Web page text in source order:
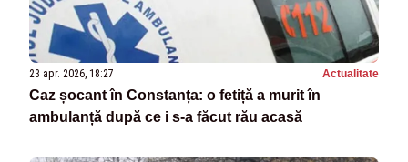
23 apr. 2026, 18:27 Actualitate
Caz șocant în Constanța: o fetiță a murit în
ambulanță după ce i s-a făcut rău acasă